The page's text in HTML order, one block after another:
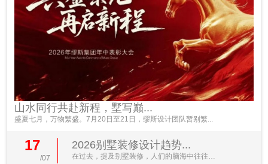
山水同行共赴新程，墅写巅...
盛夏七月，万物繁盛。7月20日至21日，缪斯设计团队暂别繁...
17
/07
2026别墅装修设计趋势...
在过去，提及别墅装修，人们的脑海中往往浮